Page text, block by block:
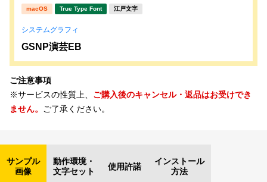
macOS True Type Font 江戸文字
システムグラフィ
GSNP演芸EB
ご注意事項
※サービスの性質上、 ご購入後のキャンセル・返品はお受けでき
ません。 ご了承ください。
サンプル
画像
動作環境・
文字セット
使用許諾
インストール
方法